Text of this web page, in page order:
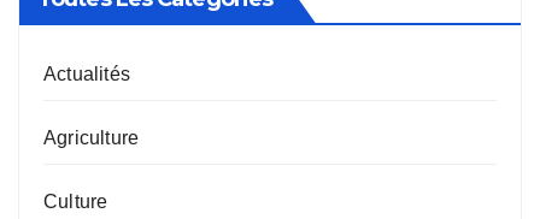
Actualités
Agriculture
Culture